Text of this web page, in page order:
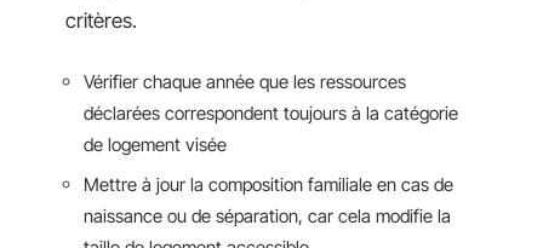
critères.
Vérifier chaque année que les ressources
déclarées correspondent toujours à la catégorie
de logement visée
Mettre à jour la composition familiale en cas de
naissance ou de séparation, car cela modifie la